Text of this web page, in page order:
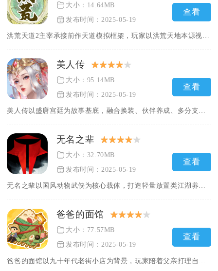
大小：14.64MB
发布时间：2025-05-19
查看
美人传
大小：95.14MB
发布时间：2025-05-19
查看
美人传以盛唐宫廷为故事基底，融合换装、伙伴养成、多分支剧情与...
无名之辈
大小：32.70MB
发布时间：2025-05-19
查看
无名之辈以国风动物武侠为核心载体，打造轻量放置类江湖养成手游...
爸爸的面馆
大小：77.57MB
发布时间：2025-05-19
查看